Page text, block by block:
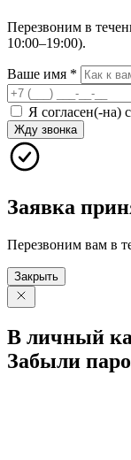
Перезвоним в
10:00–19:00).
Ваше имя *
Я согласен(-на) с
Жду звонка
Заявка
Перезвоним вам в
Закрыть
В личный
Забыли